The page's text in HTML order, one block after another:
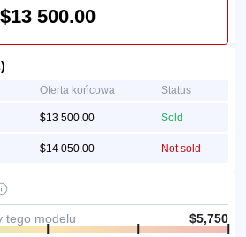
$13 500.00
Oferta końcowa Status
$13 500.00 Sold
$14 050.00 Not sold
tego modelu $5,750